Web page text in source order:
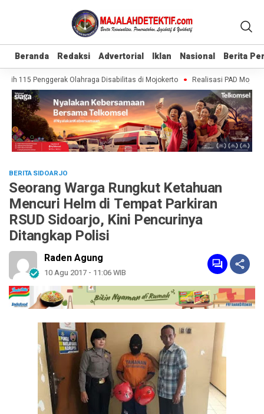
Beranda Redaksi Advertorial Iklan Nasional Berita
Beranda Redaksi Advertorial Iklan Nasional Berita
115 Penggerak Olahraga Disabilitas di Mojokerto Realisasi PAD
BERITA SIDOARJO
Seorang Warga Rungkut Ketahuan
Mencuri Helm di Tempat Parkiran
RSUD Sidoarjo, Kini Pencurinya
Ditangkap Polisi
Raden Agung
10 Agu 2017 - 11:06 WIB